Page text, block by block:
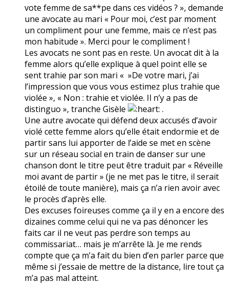
vote femme de sa**pe dans ces vidéos ? », demande
une avocate au mari « Pour moi, c’est par moment
un compliment pour une femme, mais ce n’est pas
mon habitude ». Merci pour le compliment !
Les avocats ne sont pas en reste. Un avocat dit à la
femme alors qu’elle explique à quel point elle se
sent trahie par son mari « »De votre mari, j’ai
l’impression que vous vous estimez plus trahie que
violée », « Non : trahie et violée. Il n’y a pas de
distinguo », tranche Gisèle
.
Une autre avocate qui défend deux accusés d’avoir
violé cette femme alors qu’elle était endormie et de
partir sans lui apporter de l’aide se met en scène
sur un réseau social en train de danser sur une
chanson dont le titre peut être traduit par « Réveille
moi avant de partir » (je ne met pas le titre, il serait
étoilé de toute manière), mais ça n’a rien avoir avec
le procès d’après elle.
Des excuses foireuses comme ça il y en a encore des
dizaines comme celui qui ne va pas dénoncer les
faits car il ne veut pas perdre son temps au
commissariat… mais je m’arrête là. Je me rends
compte que ça m’a fait du bien d’en parler parce que
même si j’essaie de mettre de la distance, lire tout ça
m’a pas mal atteint.